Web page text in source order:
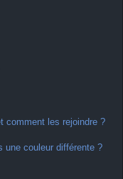
comment les rejoindre ?
une couleur différente ?